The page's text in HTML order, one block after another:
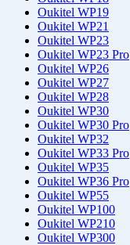
Oukitel WP19
Oukitel WP21
Oukitel WP23
Oukitel WP23 Pro
Oukitel WP26
Oukitel WP27
Oukitel WP28
Oukitel WP30
Oukitel WP30 Pro
Oukitel WP32
Oukitel WP33 Pro
Oukitel WP35
Oukitel WP36 Pro
Oukitel WP55
Oukitel WP100
Oukitel WP210
Oukitel WP300